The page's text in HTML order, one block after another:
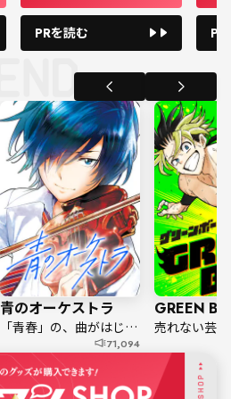
PRを読む
青のオーケストラ
「青春」の、曲がはじまる。
71,094
GREEN